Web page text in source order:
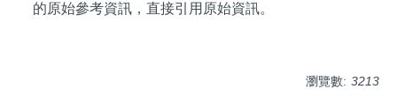
的原始參考資訊，直接引用原始資訊。
瀏覽數: 3213